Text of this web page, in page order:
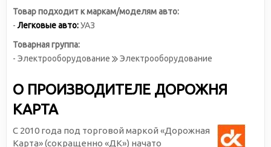
Товар подходит к маркам/моделям авто:
-Легковые авто:УАЗ
Товарная группа:
- Электрооборудование
Электрооборудование
О ПРОИЗВОДИТЕЛЕ ДОРОЖНЯ
КАРТА
С 2010 года под торговой маркой «Дорожная
Карта» (сокращенно «ДК») начато